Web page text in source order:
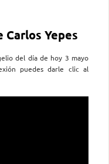
Carlos Yepes
del día de hoy 3 mayo
puedes darle clic al